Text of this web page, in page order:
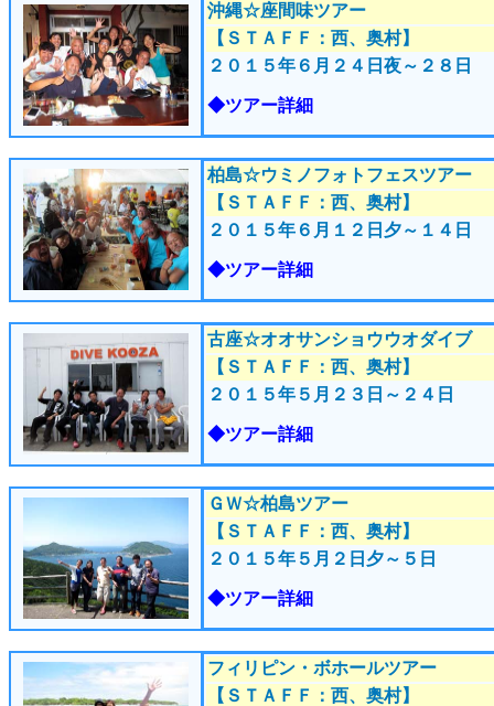
沖縄☆座間味ツアー
【ＳＴＡＦＦ：西、奥村】
２０１５年６月２４ 日夜～２８日
◆ツアー詳細
柏島☆ウミノフォトフェスツアー
【ＳＴＡＦＦ：西、奥村】
２０１５年６月１２ 日夕～１４日
◆ツアー詳細
古座☆オオサンショウウオダイブ
【ＳＴＡＦＦ：西、奥村】
２０１５年５月２３ 日～２４日
◆ツアー詳細
ＧＷ☆柏島ツアー
【ＳＴＡＦＦ：西、奥村】
２０１５年５月２ 日夕～５日
◆ツアー詳細
フィリピン・ボホールツアー
【ＳＴＡＦＦ：西、奥村】